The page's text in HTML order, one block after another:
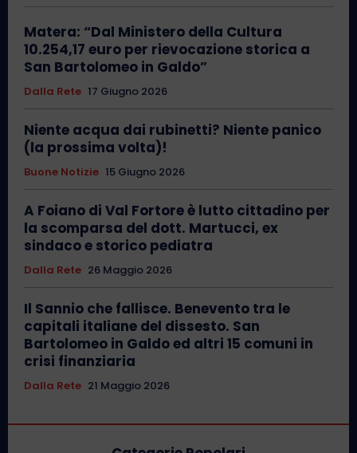
Matera: “Dal Ministero della Cultura
10.254,17 euro per rievocazione storica a
San Bartolomeo in Galdo”
Dalla Rete 17 Giugno 2026
Niente acqua dai rubinetti? Niente panico
(la prossima volta)!
Buone Notizie 15 Giugno 2026
A Foiano di Val Fortore è lutto cittadino per
la scomparsa del dott. Martucci, ex
sindaco e storico pediatra
Dalla Rete 26 Maggio 2026
Il Sannio che fallisce. Benevento tra le
capitali italiane del dissesto. San
Bartolomeo in Galdo ed altri 15 comuni in
crisi finanziaria
Dalla Rete 21 Maggio 2026